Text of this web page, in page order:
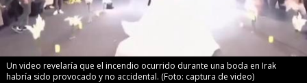
Un video revelaría que el incendio ocurrido durante una boda en Irak
habría sido provocado y no accidental. (Foto: captura de video)